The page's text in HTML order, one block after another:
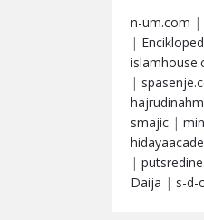
n-um.com |
|
|
smajic |
|
Daija | s-d-